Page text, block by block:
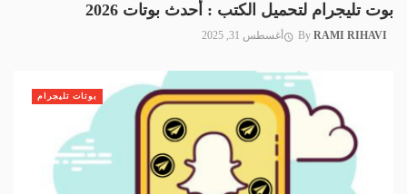
بوت تليجرام لتحميل الكتب : أحدث بوتات 2026
By RAMI RIHAVI أغسطس 31, 2025
بوتات تليجرام